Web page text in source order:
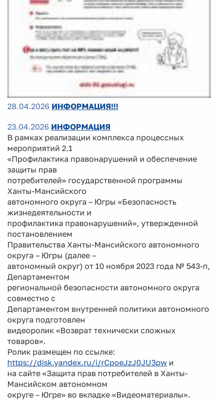
28.04.2026 ИНФОРМАЦИЯ!!!
23.04.2026 ИНФОРМАЦИЯ
В рамках реализации комплекса процессных
мероприятий 2.1
«Профилактика правонарушений и обеспечение
защиты прав
потребителей» государственной программы
Ханты-Мансийского
автономного округа – Югры «Безопасность
жизнедеятельности и
профилактика правонарушений», утвержденной
постановлением
Правительства Ханты-Мансийского автономного
округа – Югры (далее –
автономный округ) от 10 ноября 2023 года № 543-п,
Департаментом
региональной безопасности автономного округа
совместно с
Департаментом внутренней политики автономного
округа подготовлен
видеоролик «Возврат технически сложных
товаров».
Ролик размещен по ссылке:
https://disk.yandex.ru/i/rCpoeJzJ0JU3pw и
на сайте «Защита прав потребителей в Ханты-
Мансийском автономном
округе – Югре» во вкладке «Видеоматериалы».